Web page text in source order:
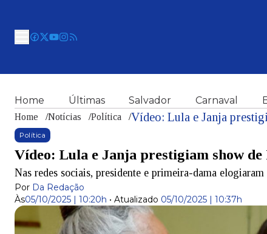
Home Últimas Salvador Carnaval
Home /Notícias /Política /Vídeo: Lula e Janja
Política
Vídeo: Lula e Janja prestigiam show
Nas redes sociais, presidente e primeira-dama elogiaram
Por Da Redação
Às05/10/2025 | 10:20h • Atualizado 05/10/2025 | 10:37h